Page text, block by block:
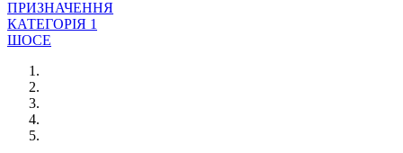
ПРИЗНАЧЕННЯ
КАТЕГОРІЯ 1
ШОСЕ